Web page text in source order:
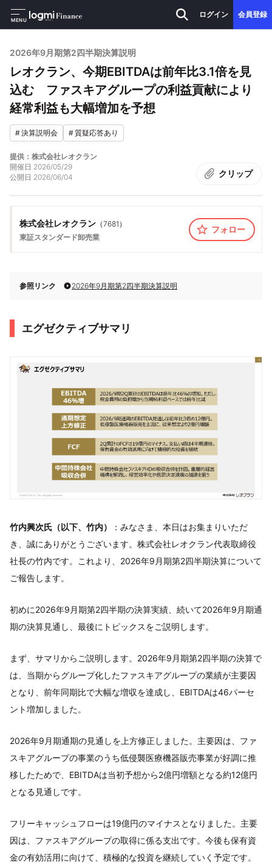
MENU
ログイン 会員登録
2026年9月期第2四半期決算説明
レオクラン、今期EBITDAは前年比3.1倍を見
込む ファスキアグループの利益貢献により
経常利益も大幅増加を予想
#決算説明会 #質疑応答あり
提供：株式会社レオクラン
開催日 2026/05/29
公開日 2026/06/04 クリップ
株式会社レオクラン （7681 ）
東証スタンダード卸売業
フォロー
参照リンク 2026年9月期第2四半期決算説明
エグゼクティブサマリ
竹内興次氏（以下、竹内）
：みなさま、本日はお集まりいただ
き、誠にありがとうございます。株式会社レオクラン代表取締役
社長の竹内です。これより、2026年9月期第2四半期決算について
ご報告します。
初めに2026年9月期第2四半期の決算実績、続いて2026年9月期通
期の決算見通し、最後にトピックスをご説明します。
まず、サマリからご説明します。2026年9月期第2四半期の決算で
は、当期からグループ化したファスキアグループの業績が主要因
となり、前年同期比で大幅な増収を達成し、EBITDAは46パーセ
ント増加しました。
2026年9月期通期の見通しを上方修正しました。主要因は、ファ
スキアグループの事業のうち低侵襲医療機器販売事業が好調に推
移したためで、EBITDAは当初予想から2億円増額となる約12億円
となる見通しです。
フリーキャッシュフローは19億円のマイナスとなりました。主要
因は、ファスキアグループの取得に係る支出です。今後も保有資
金の有効活用に向けて、積極的な投資を継続していく予定です。